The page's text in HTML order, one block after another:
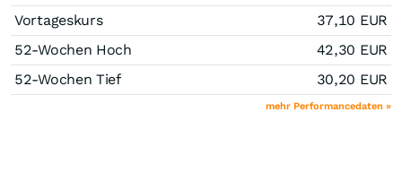
Vortageskurs
37,10 EUR
52-Wochen Hoch
42,30 EUR
52-Wochen Tief
30,20 EUR
mehr Performancedaten »